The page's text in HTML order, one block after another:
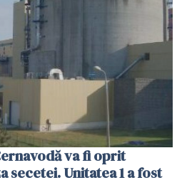
va fi oprit
secetei. Unitatea 1 a fost